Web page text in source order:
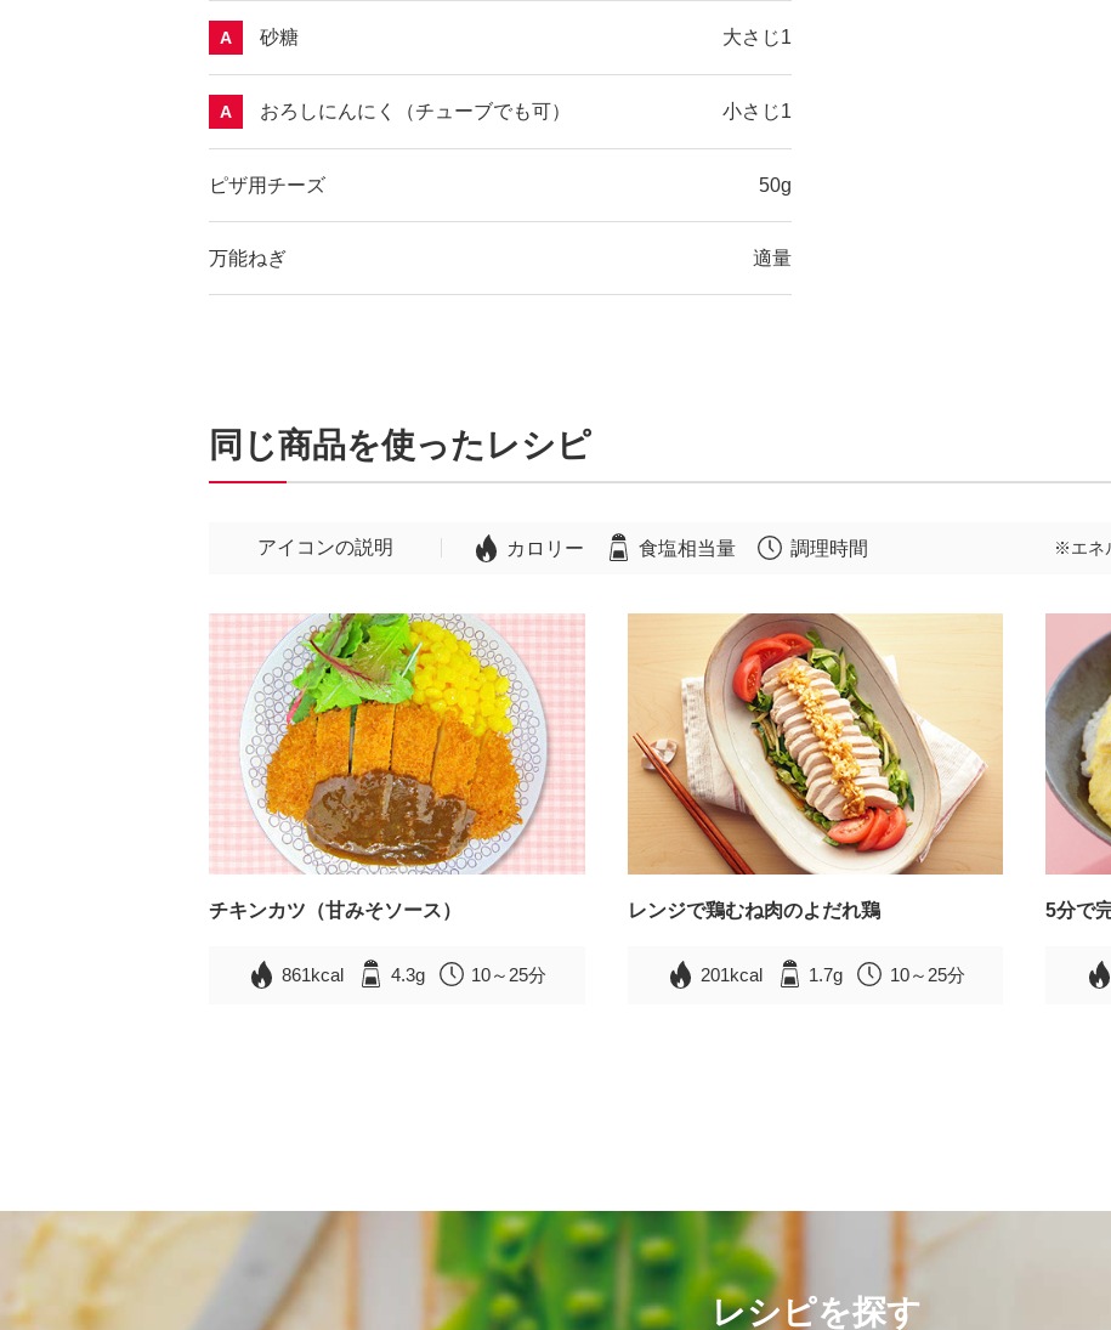
A 砂糖 大さじ1
A おろしにんにく（チューブでも可） 小さじ1
ピザ用チーズ 50g
万能ねぎ 適量
同じ商品を使ったレシピ
アイコンの説明 カロリー 食塩相当量 調理時間 ※エネ
チキンカツ（甘みそソース）
861kcal 4.3g 10～25分
レンジで鶏むね肉のよだれ鶏
201kcal 1.7g 10～25分
5分で
レシピを探す